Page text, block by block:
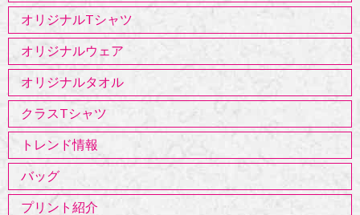
オリジナルTシャツ
オリジナルウェア
オリジナルタオル
クラスTシャツ
トレンド情報
バッグ
プリント紹介